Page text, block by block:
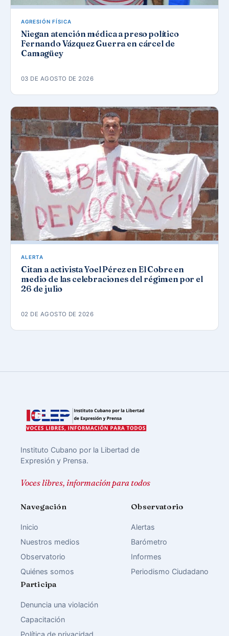
AGRESIÓN FÍSICA
Niegan atención médica a preso político
Fernando Vázquez Guerra en cárcel de
Camagüey
03 DE AGOSTO DE 2026
ALERTA
Citan a activista Yoel Pérez en El Cobre en
medio de las celebraciones del régimen por el
26 de julio
02 DE AGOSTO DE 2026
Instituto Cubano por la Libertad de
Expresión y Prensa.
Voces libres, información para todos
Navegación
Inicio
Nuestros medios
Observatorio
Quiénes somos
Observatorio
Alertas
Barómetro
Informes
Periodismo Ciudadano
Participa
Denuncia una violación
Capacitación